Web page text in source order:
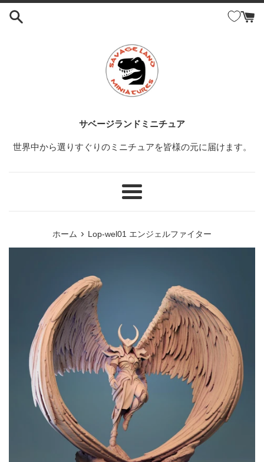
コ
サベージランドミニチュア
世界中から選りすぐりのミニチュアを皆様の元に届けます。
メ
ー
ホーム › Lop-wel01 エンジェルファイター